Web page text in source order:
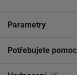
Parametry
Potřebujete